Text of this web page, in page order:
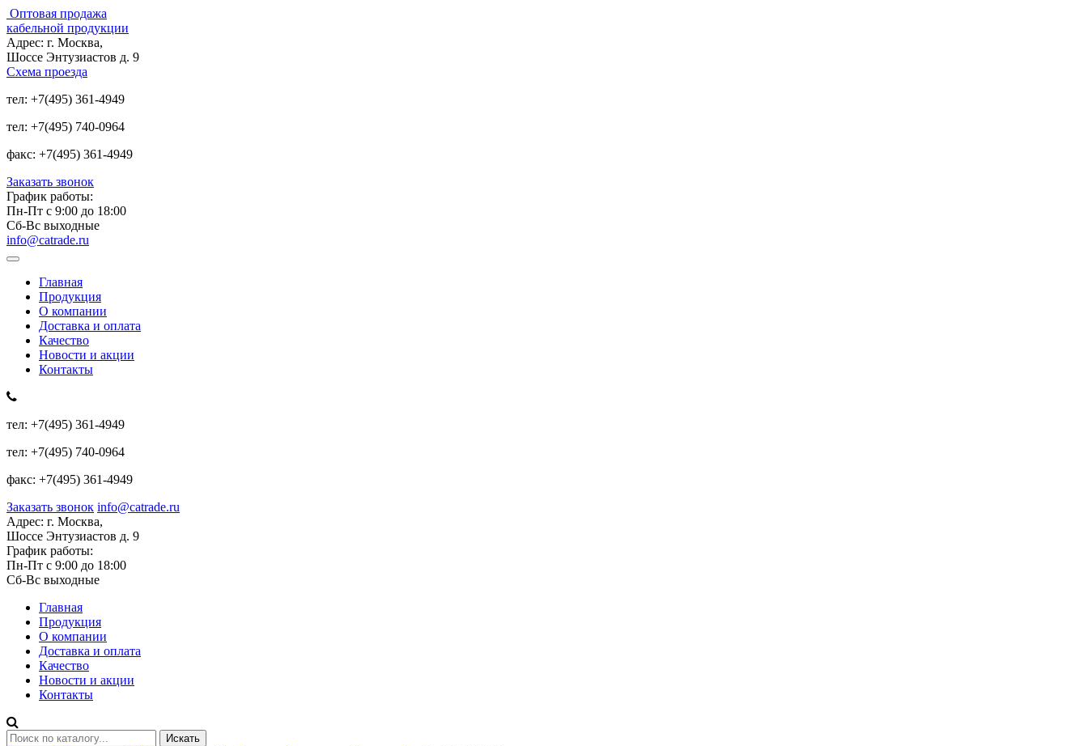
Оптовая продажа
кабельной продукции
Адрес: г. Москва,
Шоссе Энтузиастов д. 9
Схема проезда
тел: +7(495) 361-4949
тел: +7(495) 740-0964
факс: +7(495) 361-4949
Заказать звонок
График работы:
Пн-Пт с 9:00 до 18:00
Сб-Вс выходные
info@catrade.ru
Главная
Продукция
О компании
Доставка и оплата
Качество
Новости и акции
Контакты
тел: +7(495) 361-4949
тел: +7(495) 740-0964
факс: +7(495) 361-4949
Заказать звонок info@catrade.ru
Адрес: г. Москва,
Шоссе Энтузиастов д. 9
График работы:
Пн-Пт с 9:00 до 18:00
Сб-Вс выходные
Главная
Продукция
О компании
Доставка и оплата
Качество
Новости и акции
Контакты
Искать